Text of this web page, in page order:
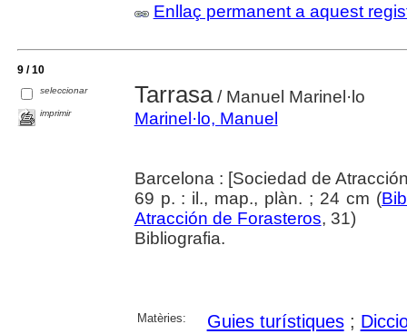
Enllaç permanent a aquest
9 / 10
seleccionar
imprimir
Tarrasa/ Manuel Marinel·lo
Marinel·lo, Manuel
Barcelona : [Sociedad de
69 p. : il., map., plàn. ; 24 cm (
Atracción de Forasteros, 31)
Bibliografia.
Matèries: Guies turístiques;